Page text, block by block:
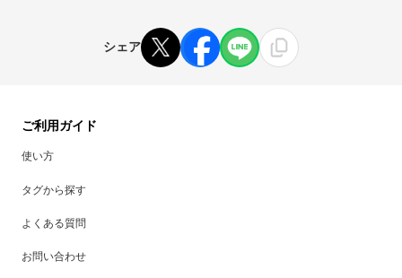
シェア
ご利用ガイド
使い方
タグから探す
よくある質問
お問い合わせ